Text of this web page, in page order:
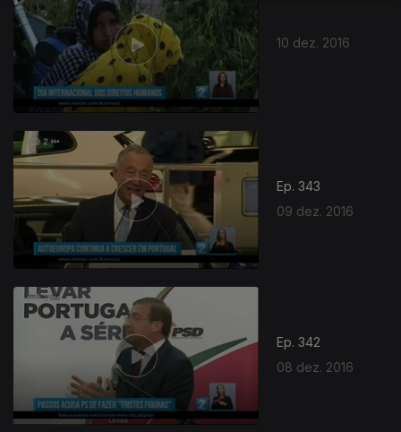
10 dez. 2016
Ep. 343
09 dez. 2016
Ep. 342
08 dez. 2016